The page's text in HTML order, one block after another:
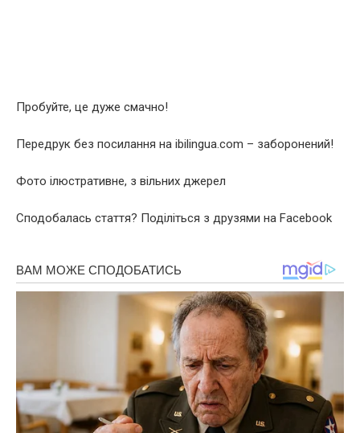
Пробуйте, це дуже смачно!
Передрук без посилання на ibilingua.com – заборонений!
Фото ілюстративне, з вільних джерел
Сподобалась стаття? Поділіться з друзями на Facebook